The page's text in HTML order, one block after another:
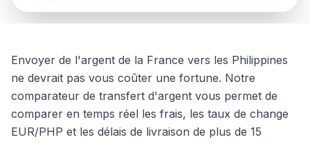
Envoyer de l'argent de la France vers les Philippines
ne devrait pas vous coûter une fortune. Notre
comparateur de transfert d'argent vous permet de
comparer en temps réel les frais, les taux de change
EUR/PHP et les délais de livraison de plus de 15